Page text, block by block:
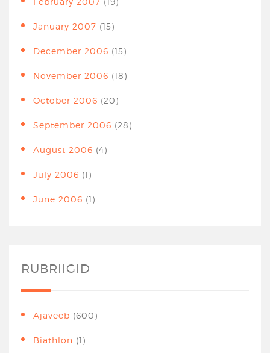
January 2007 (15)
December 2006 (15)
November 2006 (18)
October 2006 (20)
September 2006 (28)
August 2006 (4)
July 2006 (1)
June 2006 (1)
RUBRIIGID
Ajaveeb (600)
Biathlon (1)